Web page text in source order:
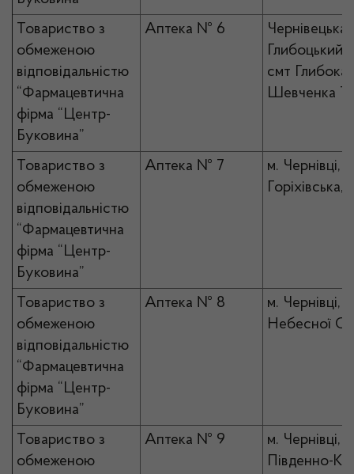
Товариство з
обмеженою
відповідальністю
“Фармацевтична
фірма “Центр-
Буковина”
Аптека № 6
Чернівецька
Глибоцький
смт Глибока,
Шевченка
Товариство з
обмеженою
відповідальністю
“Фармацевтична
фірма “Центр-
Буковина”
Аптека № 7
м. Чернівці,
Горіхівська,
Товариство з
обмеженою
відповідальністю
“Фармацевтична
фірма “Центр-
Буковина”
Аптека № 8
м. Чернівці,
Небесної
Товариство з
обмеженою
Аптека № 9
м. Чернівці,
Південно-